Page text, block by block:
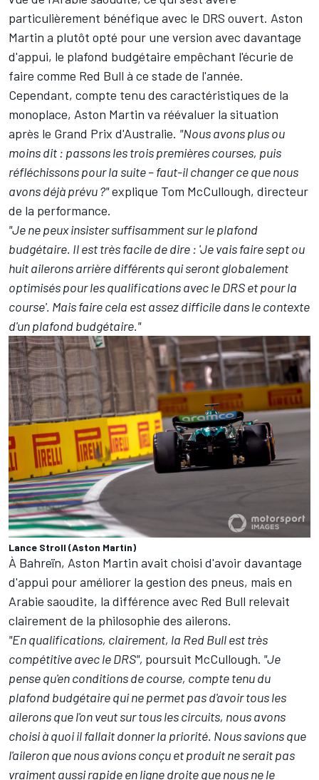
particulièrement bénéfique avec le DRS ouvert. Aston
Martin a plutôt opté pour une version avec davantage
d'appui, le plafond budgétaire empêchant l'écurie de
faire comme Red Bull à ce stade de l'année.
Cependant, compte tenu des caractéristiques de la
monoplace, Aston Martin va réévaluer la situation
après le Grand Prix d'Australie. "Nous avons plus ou
moins dit : passons les trois premières courses, puis
réfléchissons pour la suite – faut-il changer ce que nous
avons déjà prévu ?"explique Tom McCullough, directeur
de la performance.
"Je ne peux insister suffisamment sur le plafond
budgétaire. Il est très facile de dire : 'Je vais faire sept ou
huit ailerons arrière différents qui seront globalement
optimisés pour les qualifications avec le DRS et pour la
course'. Mais faire cela est assez difficile dans le contexte
d'un plafond budgétaire."
Lance Stroll (Aston Martin)
À Bahreïn, Aston Martin avait choisi d'avoir davantage
d'appui pour améliorer la gestion des pneus, mais en
Arabie saoudite, la différence avec Red Bull relevait
clairement de la philosophie des ailerons.
"En qualifications, clairement, la Red Bull est très
compétitive avec le DRS", poursuit McCullough. "Je
pense qu'en conditions de course, compte tenu du
plafond budgétaire qui ne permet pas d'avoir tous les
ailerons que l'on veut sur tous les circuits, nous avons
choisi à quoi il fallait donner la priorité. Nous savions que
l'aileron que nous avions conçu et produit ne serait pas
vraiment aussi rapide en ligne droite que nous ne le